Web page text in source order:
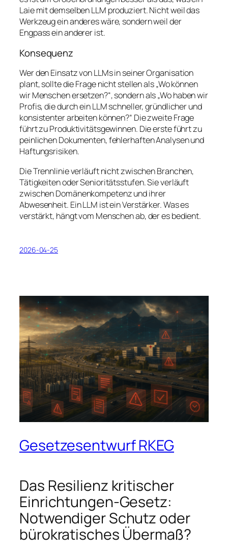
Laie mit demselben LLM produziert. Nicht weil das
Werkzeug ein anderes wäre, sondern weil der
Engpass ein anderer ist.
Konsequenz
Wer den Einsatz von LLMs in seiner Organisation
plant, sollte die Frage nicht stellen als „Wo können
wir Menschen ersetzen?“, sondern als „Wo haben wir
Profis, die durch ein LLM schneller, gründlicher und
konsistenter arbeiten können?“ Die zweite Frage
führt zu Produktivitätsgewinnen. Die erste führt zu
peinlichen Dokumenten, fehlerhaften Analysen und
Haftungsrisiken.
Die Trennlinie verläuft nicht zwischen Branchen,
Tätigkeiten oder Senioritätsstufen. Sie verläuft
zwischen Domänenkompetenz und ihrer
Abwesenheit. Ein LLM ist ein Verstärker. Was es
verstärkt, hängt vom Menschen ab, der es bedient.
2026-04-25
Gesetzesentwurf RKEG
Das Resilienz kritischer
Einrichtungen-Gesetz:
Notwendiger Schutz oder
bürokratisches Übermaß?